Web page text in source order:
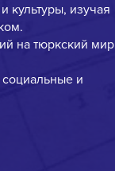
культуры, изучая
на тюркский мир
и